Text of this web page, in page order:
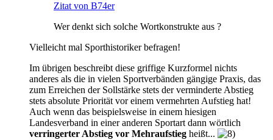
Zitat von B74er
Wer denkt sich solche Wortkonstrukte aus ?
Vielleicht mal Sporthistoriker befragen!
Im übrigen beschreibt diese griffige Kurzformel nichts
anderes als die in vielen Sportverbänden gängige Praxis, das
zum Erreichen der Sollstärke stets der verminderte Abstieg
stets absolute Priorität vor einem vermehrten Aufstieg hat!
Auch wenn das beispielsweise in einem hiesigen
Landesverband in einer anderen Sportart dann wörtlich
verringerter Abstieg vor Mehraufstieg heißt...